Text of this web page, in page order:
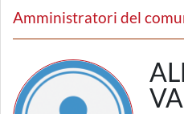
Amministratori del